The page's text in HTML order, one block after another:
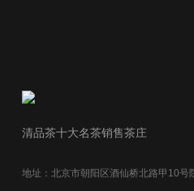
清品茶十大名茶销售茶庄
地址：北京市朝阳区酒仙桥北路甲10号